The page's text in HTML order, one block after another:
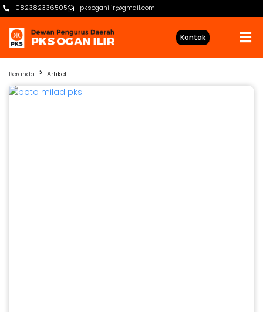
082382336505 pksoganilir@gmail.com
Kontak
Beranda Artikel